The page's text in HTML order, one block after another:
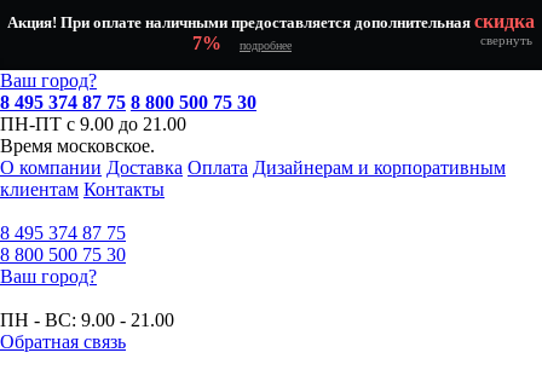
Акция! При оплате наличными предоставляется дополнительная скидка
7%
подробнее свернуть
Ваш город?
8 495 374 87 75 8 800 500 75 30
ПН-ПТ с 9.00 до 21.00
Время московское.
О компании Доставка Оплата Дизайнерам и корпоративным
клиентам Контакты
8 495 374 87 75
8 800 500 75 30
Ваш город?
ПН - ВС: 9.00 - 21.00
Обратная связь